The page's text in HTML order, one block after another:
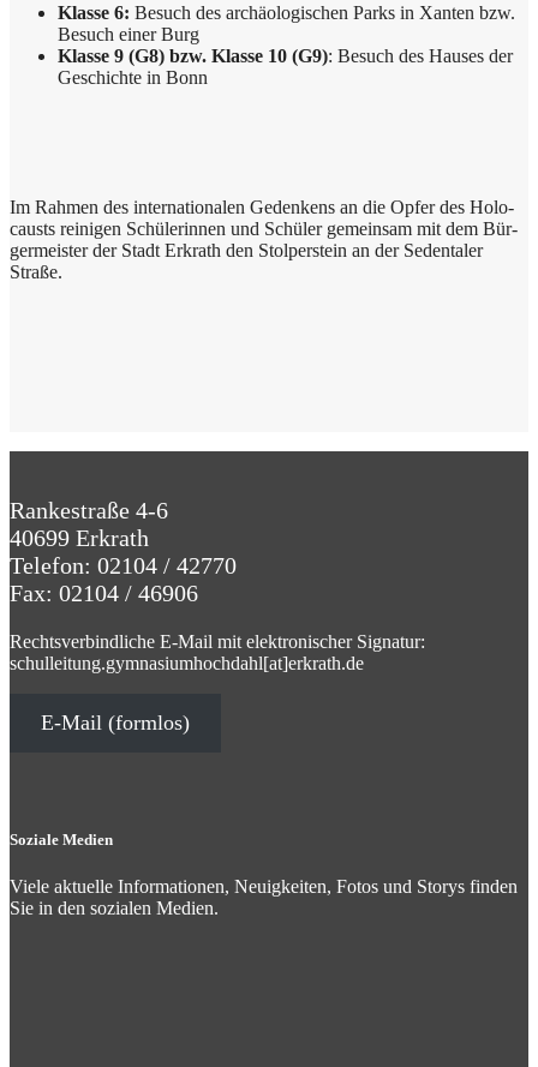
Klas­se 6: Besuch des archäo­lo­gi­schen Parks in Xan­ten bzw.
Besuch einer Burg
Klas­se 9 (G8) bzw. Klas­se 10 (G9): Besuch des Hau­ses der
Geschich­te in Bonn
Im Rah­men des inter­na­tio­na­len Geden­kens an die Opfer des Holo­
causts rei­ni­gen Schü­le­rin­nen und Schü­ler gemein­sam mit dem Bür­
ger­mei­ster der Stadt Erkrath den Stol­per­stein an der Seden­ta­ler
Straße.
Rankestraße 4-6
40699 Erkrath
Telefon: 02104 / 42770
Fax: 02104 / 46906
Rechtsverbindliche E-Mail mit elektronischer Signatur:
schulleitung.gymnasiumhochdahl[at]erkrath.de
E-Mail (formlos)
Soziale Medien
Viele aktuelle Informationen, Neuigkeiten, Fotos und Storys finden
Sie in den sozialen Medien.